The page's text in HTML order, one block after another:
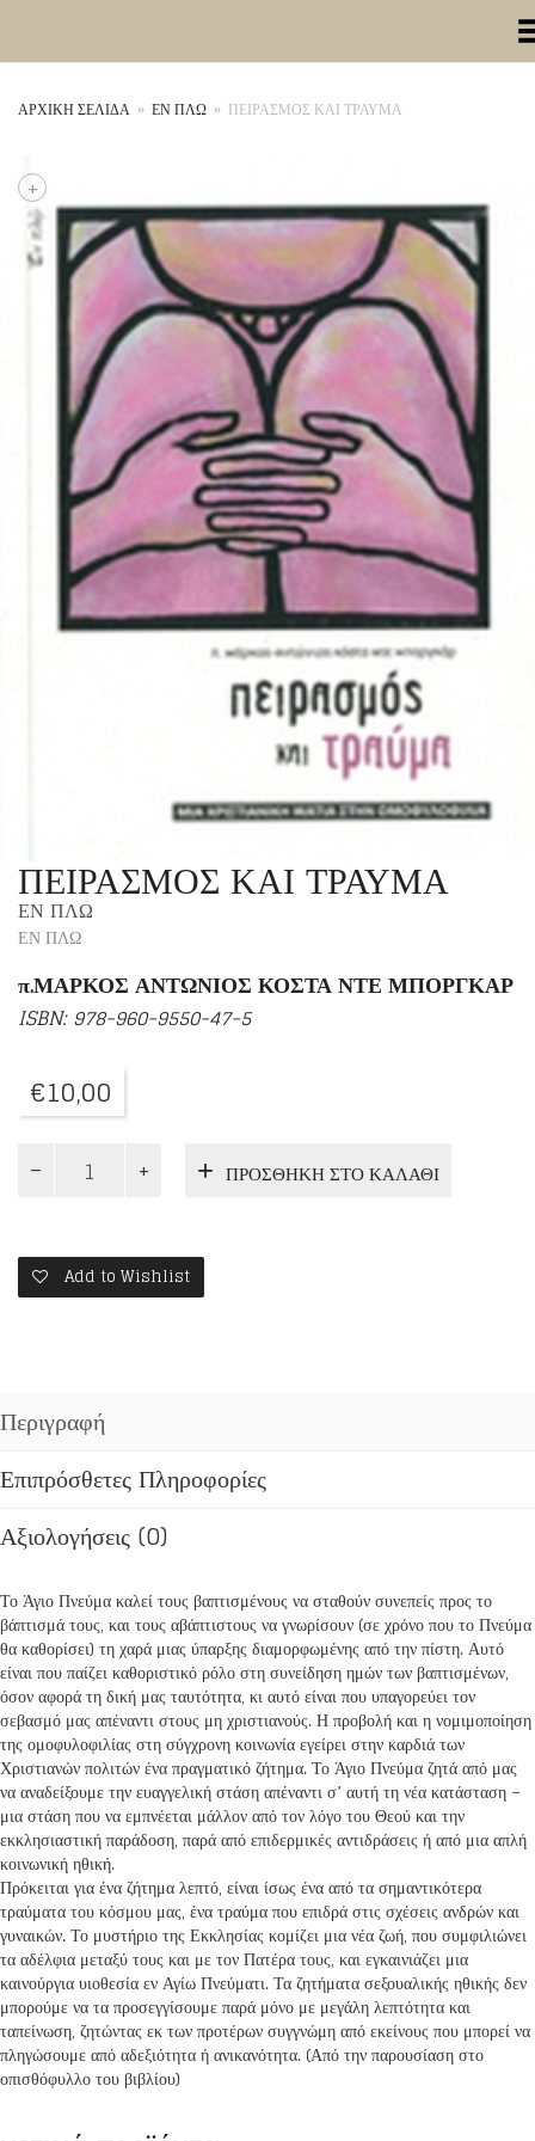
Toggle
ΑΡΧΙΚΉ ΣΕΛΊΔΑ » ΕΝ ΠΛΩ » ΠΕΙΡΑΣΜΟΣ ΚΑΙ ΤΡΑΥΜΑ
+
ΠΕΙΡΑΣΜΟΣ ΚΑΙ ΤΡΑΥΜΑ
ΕΝ ΠΛΩ
ΕΝ ΠΛΩ
π.ΜΑΡΚΟΣ ΑΝΤΩΝΙΟΣ ΚΟΣΤΑ ΝΤΕ ΜΠΟΡΓΚΑΡ
ISBN: 978-960-9550-47-5
€10,00
ΚΑΙ
ΠΡΟΣΘΉΚΗ ΣΤΟ ΚΑΛΆΘΙ
Add to Wishlist
Περιγραφή
Επιπρόσθετες Πληροφορίες
Αξιολογήσεις (0)
Το Άγιο Πνεύμα καλεί τους βαπτισμένους να σταθούν συνεπείς προς το
βάπτισμά τους, και τους αβάπτιστους να γνωρίσουν (σε χρόνο που το Πνεύμα
θα καθορίσει) τη χαρά μιας ύπαρξης διαμορφωμένης από την πίστη. Αυτό
είναι που παίζει καθοριστικό ρόλο στη συνείδηση ημών των βαπτισμένων,
όσον αφορά τη δική μας ταυτότητα, κι αυτό είναι που υπαγορεύει τον
σεβασμό μας απέναντι στους μη χριστιανούς. Η προβολή και η νομιμοποίηση
της ομοφυλοφιλίας στη σύγχρονη κοινωνία εγείρει στην καρδιά των
Χριστιανών πολιτών ένα πραγματικό ζήτημα. Το Άγιο Πνεύμα ζητά από μας
να αναδείξουμε την ευαγγελική στάση απέναντι σ’ αυτή τη νέα κατάσταση –
μια στάση που να εμπνέεται μάλλον από τον λόγο του Θεού και την
εκκλησιαστική παράδοση, παρά από επιδερμικές αντιδράσεις ή από μια απλή
κοινωνική ηθική.
Πρόκειται για ένα ζήτημα λεπτό, είναι ίσως ένα από τα σημαντικότερα
τραύματα του κόσμου μας, ένα τραύμα που επιδρά στις σχέσεις ανδρών και
γυναικών. Το μυστήριο της Εκκλησίας κομίζει μια νέα ζωή, που συμφιλιώνει
τα αδέλφια μεταξύ τους και με τον Πατέρα τους, και εγκαινιάζει μια
καινούργια υιοθεσία εν Αγίω Πνεύματι. Τα ζητήματα σεξουαλικής ηθικής δεν
μπορούμε να τα προσεγγίσουμε παρά μόνο με μεγάλη λεπτότητα και
ταπείνωση, ζητώντας εκ των προτέρων συγγνώμη από εκείνους που μπορεί να
πληγώσουμε από αδεξιότητα ή ανικανότητα. (Από την παρουσίαση στο
οπισθόφυλλο του βιβλίου)